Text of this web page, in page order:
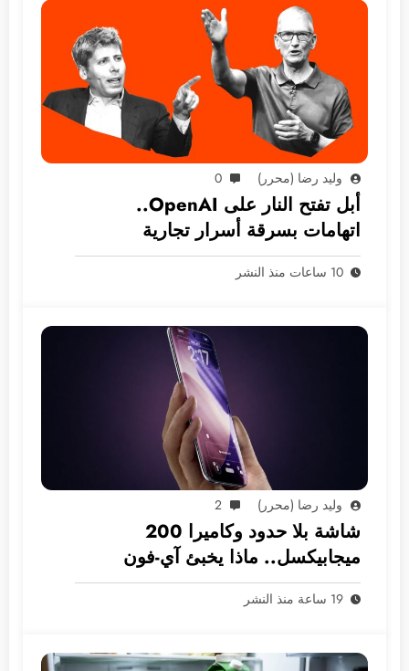
وليد رضا (محرر) 0
أبل تفتح النار على OpenAI..
اتهامات بسرقة أسرار تجارية
10 ساعات منذ النشر
وليد رضا (محرر) 2
شاشة بلا حدود وكاميرا 200
ميجابيكسل.. ماذا يخبئ آي-فون
2028؟
19 ساعة منذ النشر